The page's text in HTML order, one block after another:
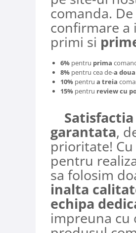
comanda.
confirmare a
primi si
6% pentru prima
8% pentru cea de-a doua
10% pentru a treia
15% pentru review cu
garantata,
prioritate! Cu
pentru
sa folosim
inalta
echipa
impreuna cu